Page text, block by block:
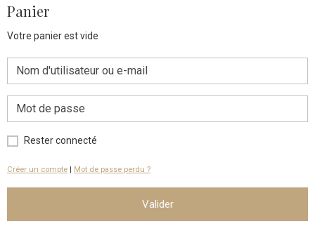
Panier
Votre panier est vide
Rester connecté
Créer un compte | Mot de passe perdu ?
Valider